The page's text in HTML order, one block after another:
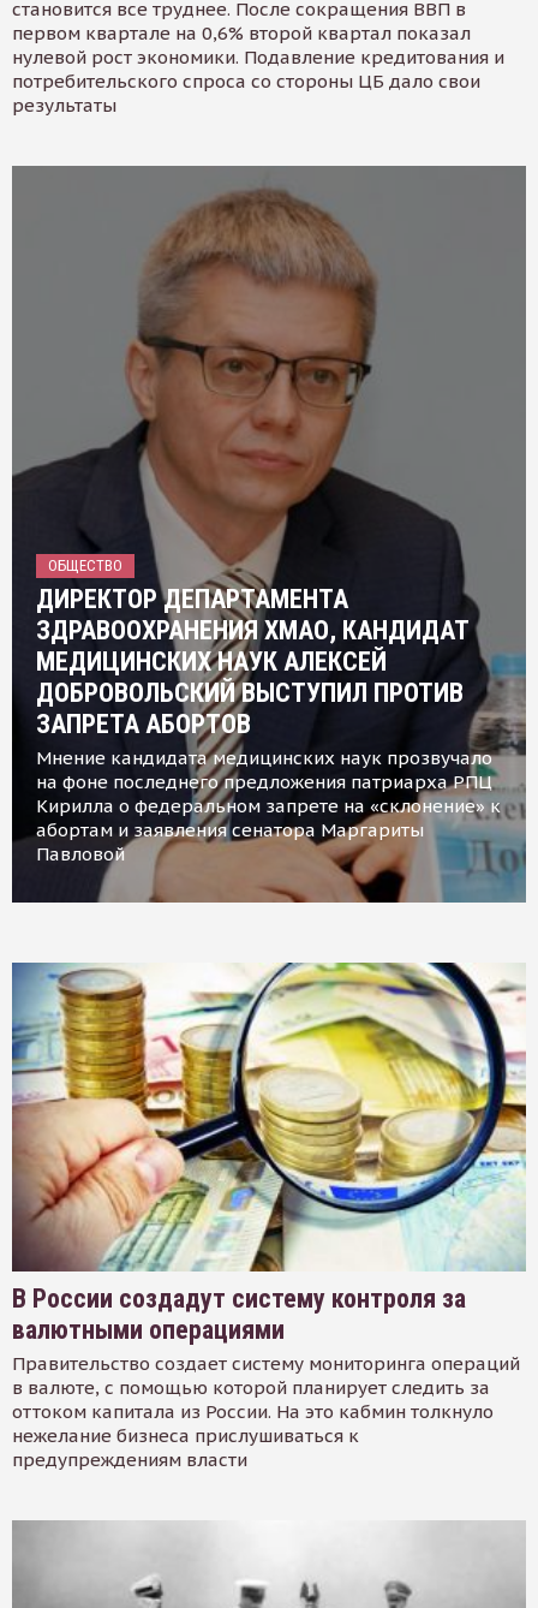
становится все труднее. После сокращения ВВП в
первом квартале на 0,6% второй квартал показал
нулевой рост экономики. Подавление кредитования и
потребительского спроса со стороны ЦБ дало свои
результаты
ОБЩЕСТВО
ДИРЕКТОР ДЕПАРТАМЕНТА
ЗДРАВООХРАНЕНИЯ ХМАО, КАНДИДАТ
МЕДИЦИНСКИХ НАУК АЛЕКСЕЙ
ДОБРОВОЛЬСКИЙ ВЫСТУПИЛ ПРОТИВ
ЗАПРЕТА АБОРТОВ
Мнение кандидата медицинских наук прозвучало
на фоне последнего предложения патриарха РПЦ
Кирилла о федеральном запрете на «склонение» к
абортам и заявления сенатора Маргариты
Павловой
В России создадут систему контроля за
валютными операциями
Правительство создает систему мониторинга операций
в валюте, с помощью которой планирует следить за
оттоком капитала из России. На это кабмин толкнуло
нежелание бизнеса прислушиваться к
предупреждениям власти